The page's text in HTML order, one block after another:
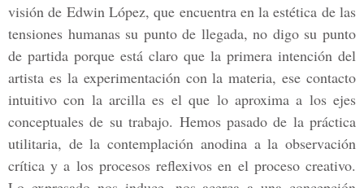
visión de Edwin López, que encuentra en la estética de las
tensiones humanas su punto de llegada, no digo su punto
de partida porque está claro que la primera intención del
artista es la experimentación con la materia, ese contacto
intuitivo con la arcilla es el que lo aproxima a los ejes
conceptuales de su trabajo. Hemos pasado de la práctica
utilitaria, de la contemplación anodina a la observación
crítica y a los procesos reflexivos en el proceso creativo.